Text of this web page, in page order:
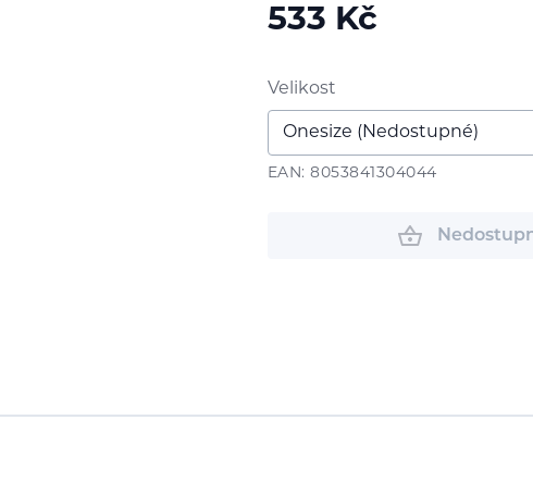
533 Kč
Velikost
EAN: 8053841304044